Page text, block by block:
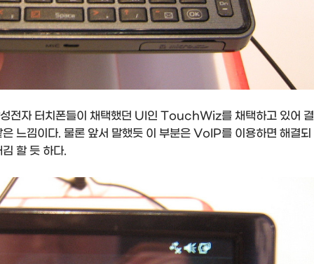
전자 터치폰들이 채택했던 UI인 TouchWiz를 채택하고 있어 결
느낌이다. 물론 앞서 말했듯 이 부분은 VoIP를 이용하면 해결되
할 듯 하다.